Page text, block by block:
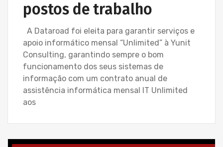
postos de trabalho
A Dataroad foi eleita para garantir serviços e
apoio informático mensal “Unlimited” à Yunit
Consulting, garantindo sempre o bom
funcionamento dos seus sistemas de
informação com um contrato anual de
assistência informática mensal IT Unlimited
aos